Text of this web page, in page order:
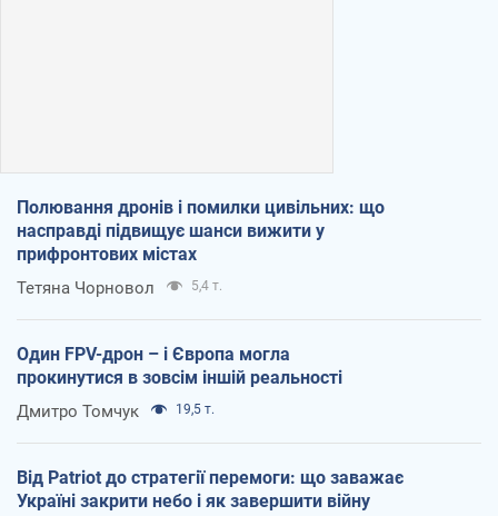
Полювання дронів і помилки цивільних: що
насправді підвищує шанси вижити у
прифронтових містах
Тетяна Чорновол 5,4 т.
Один FPV-дрон – і Європа могла
прокинутися в зовсім іншій реальності
Дмитро Томчук 19,5 т.
Від Patriot до стратегії перемоги: що заважає
Україні закрити небо і як завершити війну